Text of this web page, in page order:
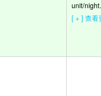
unit/
[ + ] 查看